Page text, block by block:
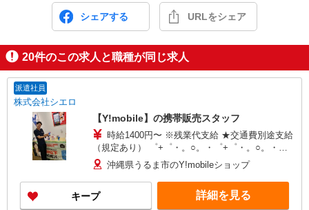
シェアする URLをシェア
20件のこの求人と職種が同じ求人
派遣社員
株式会社シエロ
【Y!mobile】の携帯販売スタッフ
時給1400円〜 ※残業代支給 ★交通費別途支給
（規定あり） ゜+゜・。○。・゜+゜・。○。・゜
+゜ 入社祝い金10万円支給(規定有) お友達を紹介
頂くと, インセンティブ支給(規定有) ★月2回払
い・週払い可能（規程有）★ ゜・。○。・゜
+゜・。○。・゜+゜
沖縄県うるま市のY!mobileショップ
キープ 詳細を見る